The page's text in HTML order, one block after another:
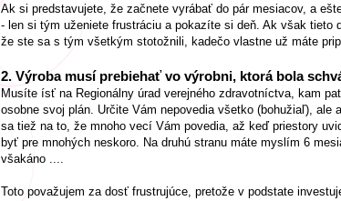
Ak si predstavujete, že začnete vyrábať do pár mesiacov, a
- len si tým uženiete frustráciu a pokazíte si deň. Ak však tieto
že ste sa s tým všetkým stotožnili, kadečo vlastne už máte
2. Výroba musí prebiehať vo výrobni, ktorá bola
Musíte ísť na Regionálny úrad verejného zdravotníctva, kam
osobne svoj plán. Určite Vám nepovedia všetko (bohužiaľ),
sa tiež na to, že mnoho vecí Vám povedia, až keď priestory
byť pre mnohých neskoro. Na druhú stranu máte myslím 6
všakáno ....
Toto považujem za dosť frustrujúce, pretože v podstate